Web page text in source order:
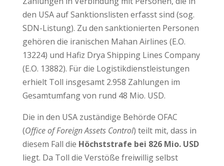
den USA auf Sanktionslisten erfasst sind (sog.
SDN-Listung). Zu den sanktionierten Personen
gehören die iranischen Mahan Airlines (E.O.
13224) und Hafiz Drya Shipping Lines Company
(E.O. 13882). Für die Logistikdienstleistungen
erhielt Toll insgesamt 2.958 Zahlungen im
Gesamtumfang von rund 48 Mio. USD.
Die in den USA zuständige Behörde OFAC
(Office of Foreign Assets Control) teilt mit, dass in
diesem Fall die Höchststrafe bei 826 Mio. USD
liegt. Da Toll die Verstöße freiwillig selbst